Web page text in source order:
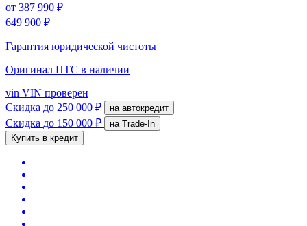
от 387 990 ₽
649 900 ₽
Гарантия юридической чистоты
Оригинал ПТС в наличии
vin VIN проверен
Скидка до 250 000 ₽ на автокредит
Скидка до 150 000 ₽
на Trade-In
Купить в кредит